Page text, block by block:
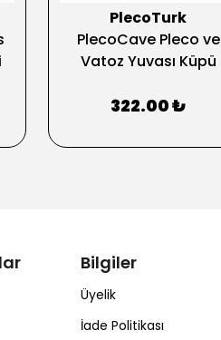
PlecoTurk
PlecoCave Pleco ve
Vatoz Yuvası Küpü
322.00 ₺
Bilgiler
Üyelik
İade Politikası